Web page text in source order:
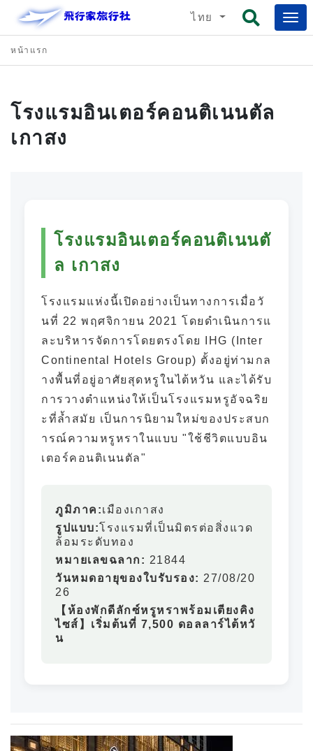
ไทย
หน้าแรก
โรงแรมอินเตอร์คอนติเนนตัล
เกาสง
โรงแรมอินเตอร์คอนติเนนตั
ล เกาสง
โรงแรมแห่งนี้เปิดอย่างเป็นทางการเมื่อวั
นที่ 22 พฤศจิกายน 2021 โดยดำเนินการแ
ละบริหารจัดการโดยตรงโดย IHG (Inter
Continental Hotels Group) ตั้งอยู่ท่ามกล
างพื้นที่อยู่อาศัยสุดหรูในไต้หวัน และได้รับ
การวางตำแหน่งให้เป็นโรงแรมหรูอัจฉริย
ะที่ล้ำสมัย เป็นการนิยามใหม่ของประสบก
ารณ์ความหรูหราในแบบ "ใช้ชีวิตแบบอิน
เตอร์คอนติเนนตัล"
ภูมิภาค:เมืองเกาสง
รูปแบบ:โรงแรมที่เป็นมิตรต่อสิ่งแวด
ล้อมระดับทอง
หมายเลขฉลาก: 21844
วันหมดอายุของใบรับรอง: 27/08/20
26
【ห้องพักดีลักซ์หรูหราพร้อมเตียงคิง
ไซส์】เริ่มต้นที่ 7,500 ดอลลาร์ไต้หวั
น